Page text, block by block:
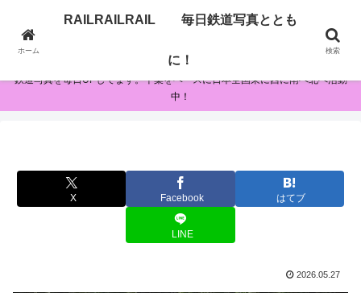
RAILRAILRAIL 毎日鉄道写真とともに！
鉄道写真を毎日UPしてます。千葉をベースに日本全国東に西に南へ北へ活動
中！
X Facebook はてブ
LINE
2026.05.27
ホーム
RAILRAILRAIL 毎日鉄道写真ととも
に！
検索